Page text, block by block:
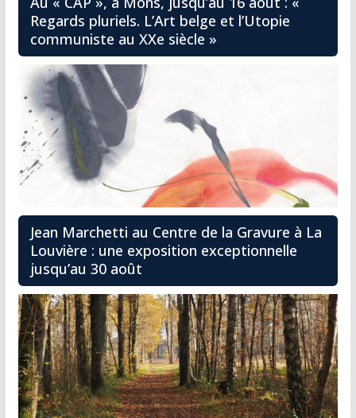
Regards pluriels. L’Art belge et l’Utopie
communiste au XXe siècle »
Jean Marchetti au Centre de la Gravure à La
Louvière : une exposition exceptionnelle
jusqu’au 30 août